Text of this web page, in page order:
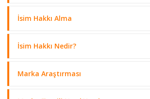
İsim Hakkı Alma
İsim Hakkı Nedir?
Marka Araştırması